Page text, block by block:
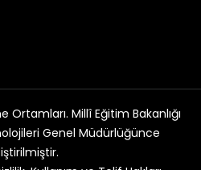
Ortamları. Millî Eğitim Bakanlığı
Genel Müdürlüğünce